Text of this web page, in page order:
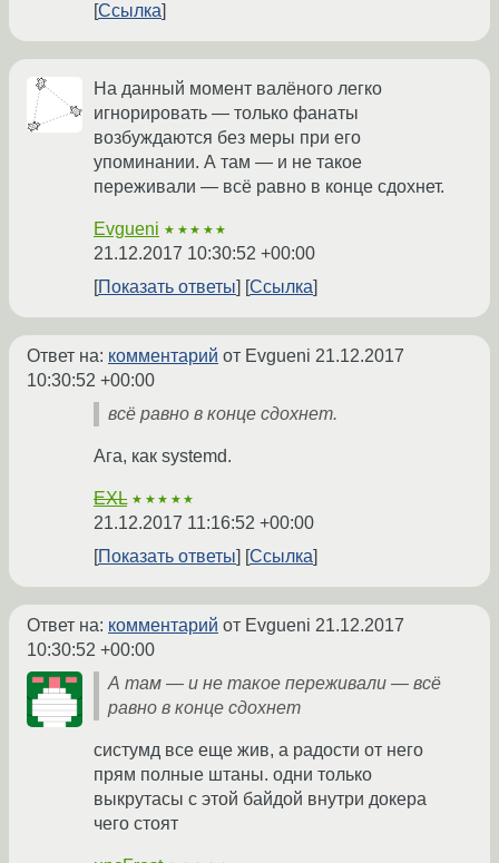
Ссылка
На данный момент валёного легко
игнорировать — только фанаты
возбуждаются без меры при его
упоминании. А там — и не такое
переживали — всё равно в конце сдохнет.
Evgueni ★★★★★
21.12.2017 10:30:52 +00:00
Показать ответы
Ссылка
Ответ на: комментарий от Evgueni 21.12.2017
10:30:52 +00:00
всё равно в конце сдохнет.
Ага, как systemd.
EXL ★★★★★
21.12.2017 11:16:52 +00:00
Показать ответы
Ссылка
Ответ на: комментарий от Evgueni 21.12.2017
10:30:52 +00:00
А там — и не такое переживали — всё
равно в конце сдохнет
систумд все еще жив, а радости от него
прям полные штаны. одни только
выкрутасы с этой байдой внутри докера
чего стоят